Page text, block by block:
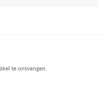
te ontvangen.